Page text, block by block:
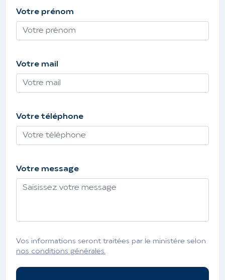
Votre prénom
Votre mail
Votre téléphone
Votre message
Vos informations seront traitées par le ministère selon
nos conditions générales.